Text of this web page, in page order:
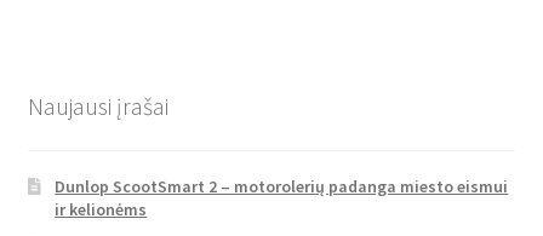
Naujausi įrašai
Dunlop ScootSmart 2 – motorolerių padanga miesto eismui
ir kelionėms